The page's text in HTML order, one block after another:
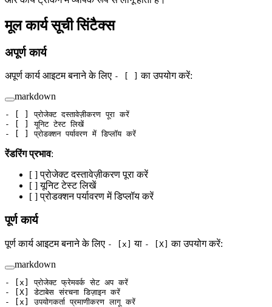
मूल कार्य सूची सिंटैक्स
अपूर्ण कार्य
अपूर्ण कार्य आइटम बनाने के लिए - [ ]
का उपयोग करें:
markdown
-
[ ] प्रोजेक्ट दस्तावेज़ीकरण पूरा करें
-
[ ] यूनिट टेस्ट लिखें
-
[ ] प्रोडक्शन पर्यावरण में डिप्लॉय करें
रेंडरिंग प्रभाव:
[ ] प्रोजेक्ट दस्तावेज़ीकरण पूरा करें
[ ] यूनिट टेस्ट लिखें
[ ] प्रोडक्शन पर्यावरण में डिप्लॉय करें
पूर्ण कार्य
पूर्ण कार्य आइटम बनाने के लिए - [x] या - [X]
का उपयोग करें:
markdown
- x ] प्रोजेक्ट फ्रेमवर्क सेट अप करें
-
X ] डेटाबेस संरचना डिज़ाइन करें
-
x ] उपयोगकर्ता प्रमाणीकरण लागू करें